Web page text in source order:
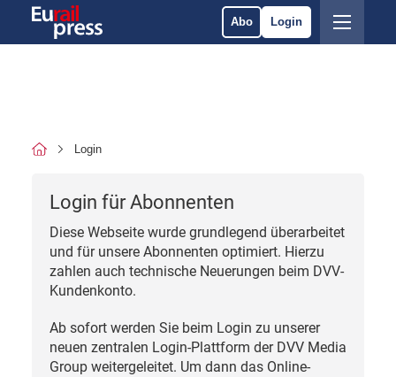
Abo Login
Login
Login für Abonnenten
Diese Webseite wurde grundlegend überarbeitet
und für unsere Abonnenten optimiert. Hierzu
zahlen auch technische Neuerungen beim DVV-
Kundenkonto.
Ab sofort werden Sie beim Login zu unserer
neuen zentralen Login-Plattform der DVV Media
Group weitergeleitet. Um dann das Online-